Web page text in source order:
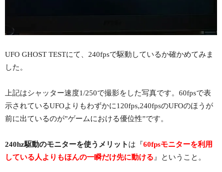
UFO GHOST TESTにて、240fpsで駆動しているか確かめてみま
した。
上記はシャッター速度1/250で撮影をした写真です。60fpsで表
示されているUFOよりもわずかに120fps,240fpsのUFOのほうが
前に出ているのが”ゲームにおける優位性”です。
240hz駆動のモニターを使うメリット は『60fpsモニターを利用
している人よりもほんの一瞬だけ先に動ける 』ということ。